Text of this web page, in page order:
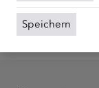
Zurück zur
Speichern